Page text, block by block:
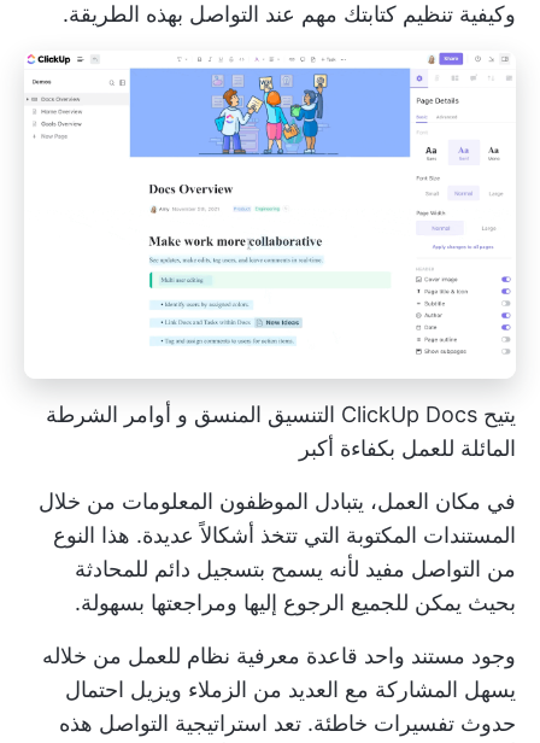
وكيفية تنظيم كتابتك مهم عند التواصل بهذه الطريقة.
يتيح ClickUp Docs التنسيق المنسق و
أوامر الشرطة
المائلة للعمل بكفاءة أكبر
في مكان العمل، يتبادل الموظفون المعلومات من خلال
المستندات المكتوبة التي تتخذ أشكالاً عديدة. هذا النوع
من التواصل مفيد لأنه يسمح بتسجيل دائم للمحادثة
بحيث يمكن للجميع الرجوع إليها ومراجعتها بسهولة.
وجود مستند واحد قاعدة معرفية نظام للعمل من خلاله
يسهل المشاركة مع العديد من الزملاء ويزيل احتمال
حدوث تفسيرات خاطئة. تعد استراتيجية التواصل هذه